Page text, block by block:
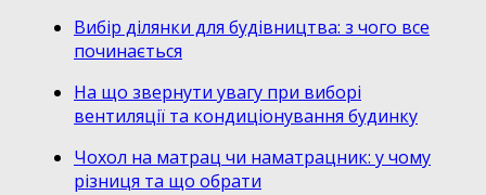
Вибір ділянки для будівництва: з чого все
починається
На що звернути увагу при виборі
вентиляції та кондиціонування будинку
Чохол на матрац чи наматрацник: у чому
різниця та що обрати